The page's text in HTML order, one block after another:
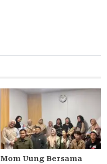
Mom Uung Bersama